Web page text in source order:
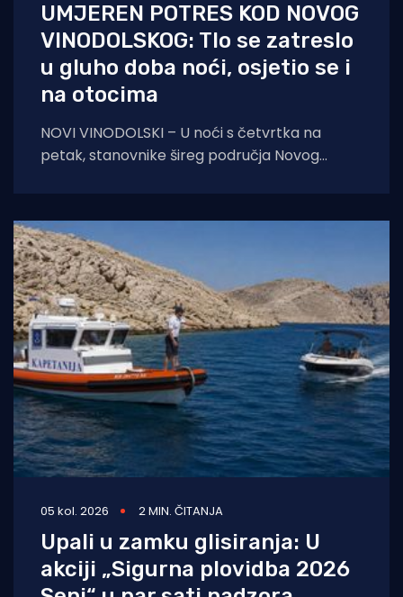
UMJEREN POTRES KOD NOVOG
VINODOLSKOG: Tlo se zatreslo
u gluho doba noći, osjetio se i
na otocima
NOVI VINODOLSKI – U noći s četvrtka na
petak, stanovnike šireg područja Novog
05 kol. 2026 2 MIN. ČITANJA
Upali u zamku glisiranja: U
akciji „Sigurna plovidba 2026